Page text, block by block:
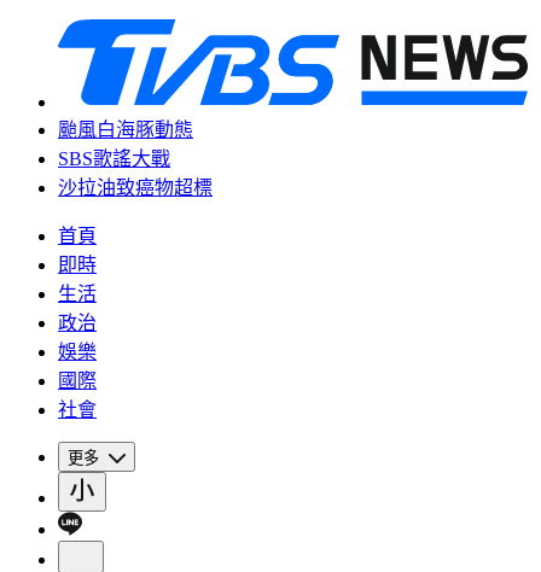
颱風白海豚動態
SBS歌謠大戰
沙拉油致癌物超標
首頁
即時
生活
政治
娛樂
國際
社會
更多